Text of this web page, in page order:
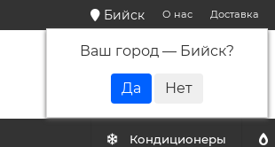
Бийск
Ваш город — Бийск?
О нас Доставка
Кондиционеры